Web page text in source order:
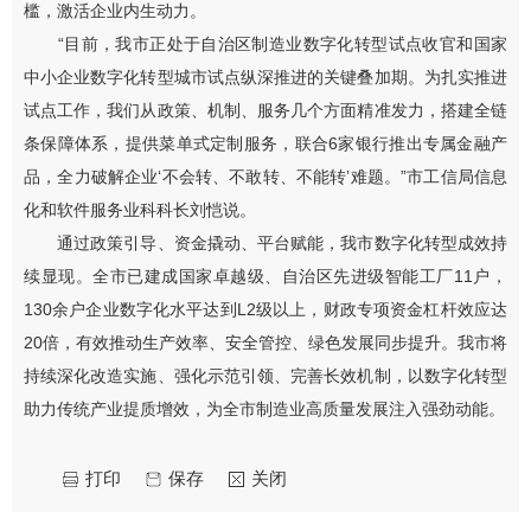
槛，激活企业内生动力。
“目前，我市正处于自治区制造业数字化转型试点收官和国家
中小企业数字化转型城市试点纵深推进的关键叠加期。为扎实推进
试点工作，我们从政策、机制、服务几个方面精准发力，搭建全链
条保障体系，提供菜单式定制服务，联合6家银行推出专属金融产
品，全力破解企业‘不会转、不敢转、不能转’难题。”市工信局信息
化和软件服务业科科长刘恺说。
通过政策引导、资金撬动、平台赋能，我市数字化转型成效持
续显现。全市已建成国家卓越级、自治区先进级智能工厂11户，
130余户企业数字化水平达到L2级以上，财政专项资金杠杆效应达
20倍，有效推动生产效率、安全管控、绿色发展同步提升。我市将
持续深化改造实施、强化示范引领、完善长效机制，以数字化转型
助力传统产业提质增效，为全市制造业高质量发展注入强劲动能。
关闭
保存
打印